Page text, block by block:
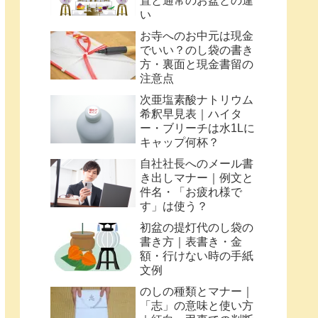
い
お寺へのお中元は現金
でいい？のし袋の書き
方・裏面と現金書留の
注意点
次亜塩素酸ナトリウム
希釈早見表｜ハイタ
ー・ブリーチは水1Lに
キャップ何杯？
自社社長へのメール書
き出しマナー｜例文と
件名・「お疲れ様で
す」は使う？
初盆の提灯代のし袋の
書き方｜表書き・金
額・行けない時の手紙
文例
のしの種類とマナー｜
「志」の意味と使い方